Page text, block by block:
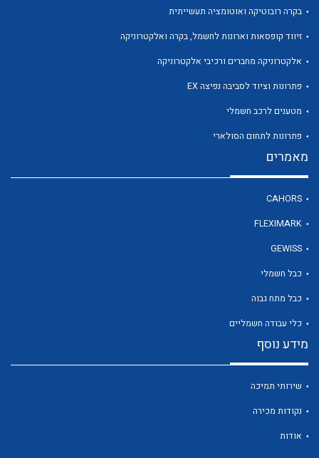
לכל מוצרי היצרן
בקרה רובוטיקה ואוטומציה תעשייתית
זיווד קופסאות וארונות לחשמל, בקרה ואלקטרוניקה
אלקטרוניקה מחברים ורכיבי אלקטרוניקה
פתרונות וציוד לסביבה נפיצה EX
מטענים לרכב חשמלי
פתרונות לתחום הסולארי
מאמרים
CAHORS
FLEXIMARK
GEWISS
כבל חשמלי
כבל מתח גבוה
כלי עבודה חשמליים
מידע נוסף
שירותי תמיכה
נקודות מכירה
אודות